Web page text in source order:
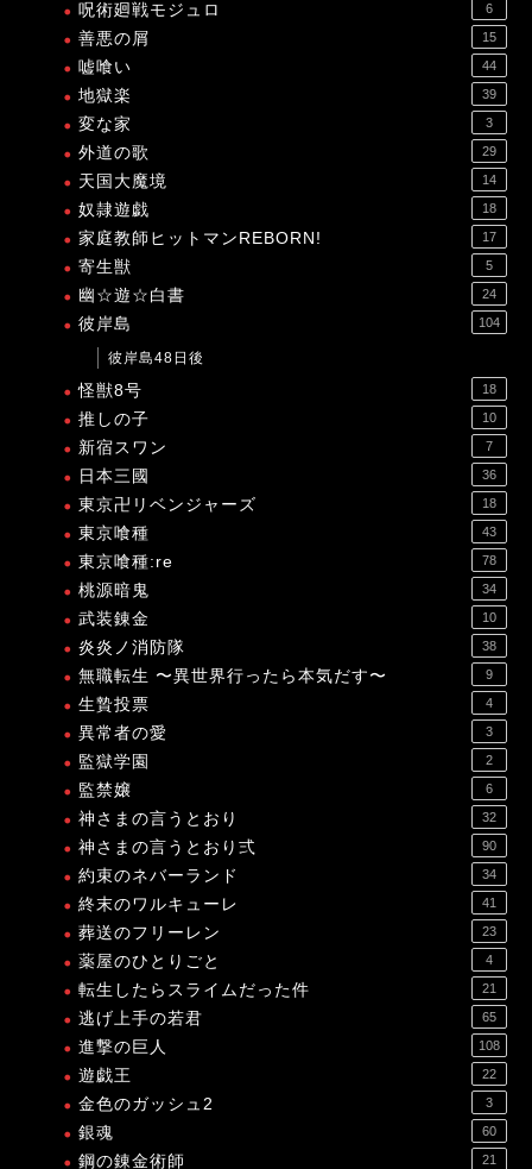
呪術廻戦モジュロ 6
善悪の屑 15
嘘喰い 44
地獄楽 39
変な家 3
外道の歌 29
天国大魔境 14
奴隷遊戯 18
家庭教師ヒットマンREBORN! 17
寄生獣 5
幽☆遊☆白書 24
彼岸島 104
彼岸島48日後
怪獣8号 18
推しの子 10
新宿スワン 7
日本三國 36
東京卍リベンジャーズ 18
東京喰種 43
東京喰種:re 78
桃源暗鬼 34
武装錬金 10
炎炎ノ消防隊 38
無職転生 〜異世界行ったら本気だす〜 9
生贄投票 4
異常者の愛 3
監獄学園 2
監禁嬢 6
神さまの言うとおり 32
神さまの言うとおり弍 90
約束のネバーランド 34
終末のワルキューレ 41
葬送のフリーレン 23
薬屋のひとりごと 4
転生したらスライムだった件 21
逃げ上手の若君 65
進撃の巨人 108
遊戯王 22
金色のガッシュ2 3
銀魂 60
鋼の錬金術師 21